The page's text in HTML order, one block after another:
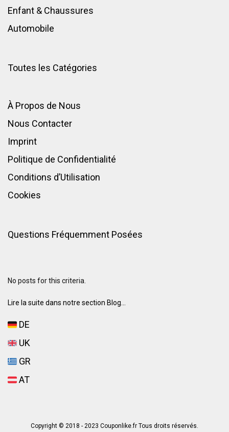
Enfant & Chaussures
Automobile
Toutes les Catégories
À Propos de Nous
Nous Contacter
Imprint
Politique de Confidentialité
Conditions d’Utilisation
Cookies
Questions Fréquemment Posées
No posts for this criteria.
Lire la suite dans notre section Blog...
DE
UK
GR
AT
Copyright © 2018 - 2023 Couponlike.fr Tous droits réservés.